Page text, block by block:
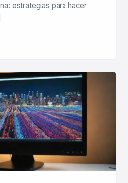
estrategias para hacer